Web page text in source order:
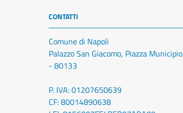
CONTATTI
Comune di Napoli
Palazzo San Giacomo, Piazza Municipio
- 80133
P. IVA: 01207650639
CF: 80014890638